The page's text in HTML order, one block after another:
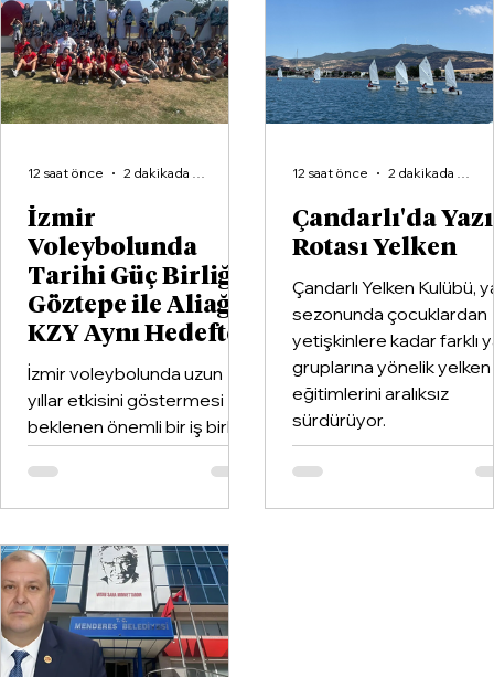
İzmir
Voleybolunda
Tarihi Güç Birliği:
Göztepe ile Aliağa
KZY Aynı Hedefte
İzmir voleybolunda uzun
yıllar etkisini göstermesi
beklenen önemli bir iş birliği
hayata geçirildi. Kentin köklü
kulüplerinden Göztepe
Spor Kulübü ile İzmir'in en
organizasyonlarından
Aliağa KZY Spor Kulübü,
voleybol branşında güçlerini
birleştiren kapsamlı bir iş
birliği protokolüne imza attı.
12 saat önce 2 dakikada okunur
Çandarlı'da
Rotası Yelken
Çandarlı Yelken Kulübü,
sezonunda çocuklardan
yetişkinlere kadar farklı
gruplarına yönelik yelken
eğitimlerini aralıksız
sürdürüyor.
12 saat önce 2 dakikada okunur